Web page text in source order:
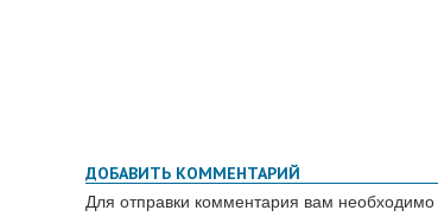
ДОБАВИТЬ КОММЕНТАРИЙ
Для отправки комментария вам необходимо